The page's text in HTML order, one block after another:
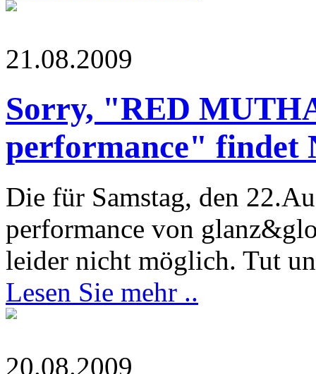
21.08.2009
Sorry, "RED
performance" findet
Die für Samstag, den
performance von
leider nicht möglich. Tut
Lesen Sie mehr ..
20.08.2009